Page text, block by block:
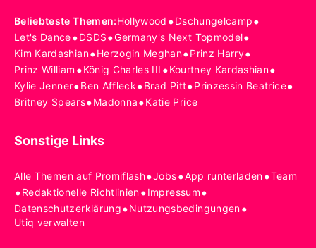
Beliebteste Themen:Hollywood •Dschungelcamp•
Let's Dance•DSDS•Germany's Next Topmodel•
Kim Kardashian•Herzogin Meghan•Prinz Harry•
Prinz William •König Charles III •Kourtney Kardashian•
Kylie Jenner•Ben Affleck•Brad Pitt•Prinzessin Beatrice•
Britney Spears•Madonna•Katie Price
Sonstige Links
Alle Themen auf Promiflash•Jobs•App runterladen•Team
•Redaktionelle Richtlinien•Impressum•
Datenschutzerklärung•Nutzungsbedingungen•
Utiq verwalten